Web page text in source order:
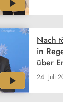
24. Juli
Nach
in
über